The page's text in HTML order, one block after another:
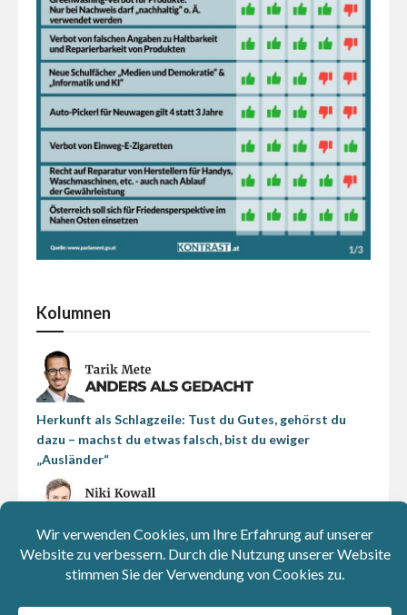
Kolumnen
Herkunft als Schlagzeile: Tust du Gutes, gehörst du
dazu – machst du etwas falsch, bist du ewiger
„Ausländer“
Beim Strom passiert die Energiewende schon: Die EU
und China sind beim Erneuerbaren-Ausbau Vorreiter